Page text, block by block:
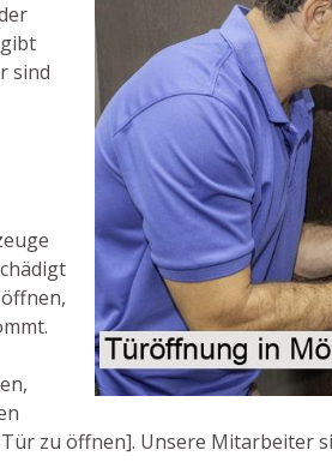
sind
zu öffnen]. Unsere Mitarbeiter